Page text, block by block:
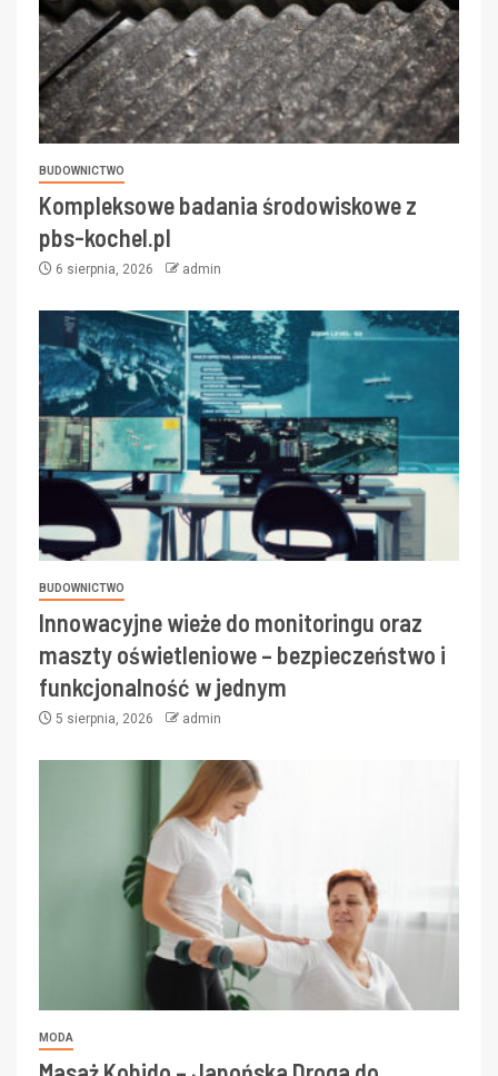
BUDOWNICTWO
Kompleksowe badania środowiskowe z
pbs-kochel.pl
6 sierpnia, 2026 admin
BUDOWNICTWO
Innowacyjne wieże do monitoringu oraz
maszty oświetleniowe – bezpieczeństwo i
funkcjonalność w jednym
5 sierpnia, 2026 admin
MODA